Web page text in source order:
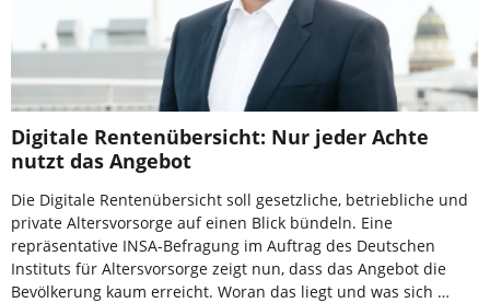
Digitale Rentenübersicht: Nur jeder Achte
nutzt das Angebot
Die Digitale Rentenübersicht soll gesetzliche, betriebliche und
private Altersvorsorge auf einen Blick bündeln. Eine
repräsentative INSA-Befragung im Auftrag des Deutschen
Instituts für Altersvorsorge zeigt nun, dass das Angebot die
Bevölkerung kaum erreicht. Woran das liegt und was sich …